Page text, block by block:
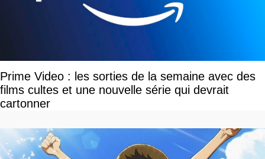
Prime Video : les sorties de la semaine avec des
films cultes et une nouvelle série qui devrait
cartonner